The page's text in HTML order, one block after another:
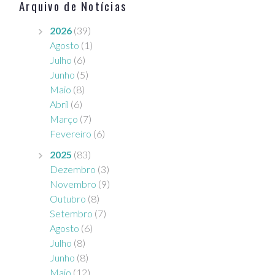
Arquivo de Notícias
2026 (39)
Agosto (1)
Julho (6)
Junho (5)
Maio (8)
Abril (6)
Março (7)
Fevereiro (6)
2025 (83)
Dezembro (3)
Novembro (9)
Outubro (8)
Setembro (7)
Agosto (6)
Julho (8)
Junho (8)
Maio (12)